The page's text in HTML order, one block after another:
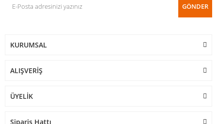
GÖNDER
KURUMSAL
ALIŞVERİŞ
ÜYELİK
Sipariş Hattı